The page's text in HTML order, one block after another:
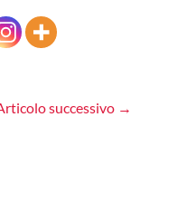
successivo →